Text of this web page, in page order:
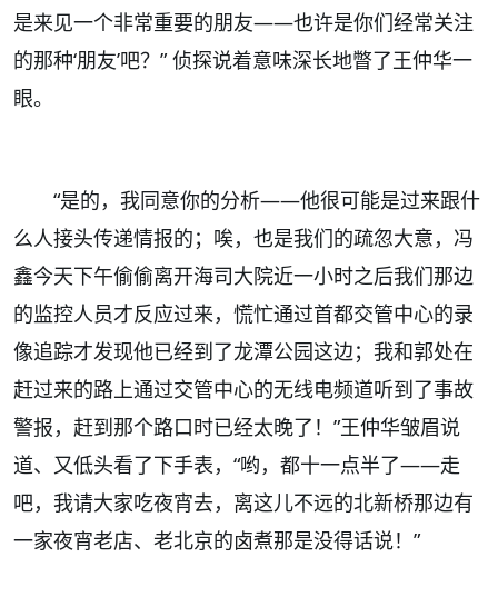
是来见一个非常重要的朋友——也许是你们经常关注
的那种‘朋友’吧？” 侦探说着意味深长地瞥了王仲华一
眼。
“是的，我同意你的分析——他很可能是过来跟什
么人接头传递情报的；唉，也是我们的疏忽大意，冯
鑫今天下午偷偷离开海司大院近一小时之后我们那边
的监控人员才反应过来，慌忙通过首都交管中心的录
像追踪才发现他已经到了龙潭公园这边；我和郭处在
赶过来的路上通过交管中心的无线电频道听到了事故
警报，赶到那个路口时已经太晚了！”王仲华皱眉说
道、又低头看了下手表，“哟，都十一点半了——走
吧，我请大家吃夜宵去，离这儿不远的北新桥那边有
一家夜宵老店、老北京的卤煮那是没得话说！”